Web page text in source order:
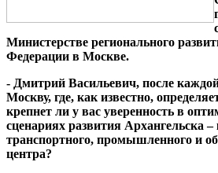
Министерстве регионального
Федерации в Москве.
- Дмитрий Васильевич, после
Москву, где, как известно,
крепнет ли у вас уверенность в
сценариях развития Архангельска –
транспортного, промышленного и
центра?